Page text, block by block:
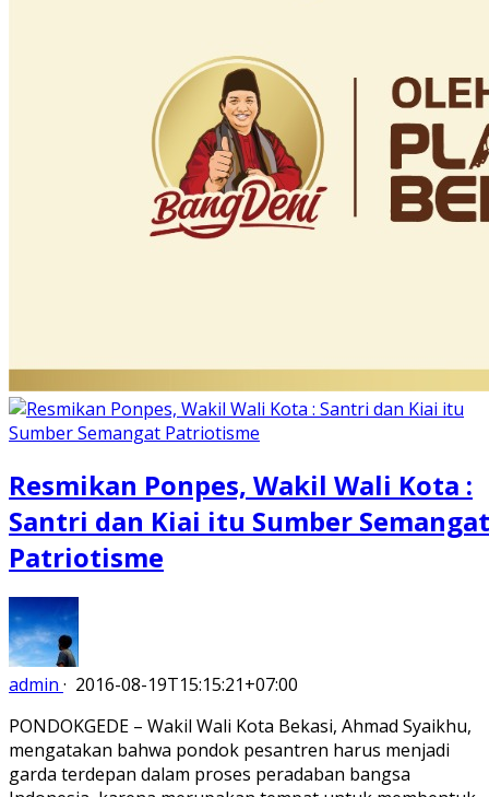
Resmikan Ponpes, Wakil Wali Kota :
Santri dan Kiai itu Sumber Semangat
Patriotisme
admin · 2016-08-19T15:15:21+07:00
PONDOKGEDE – Wakil Wali Kota Bekasi, Ahmad Syaikhu,
mengatakan bahwa pondok pesantren harus menjadi
garda terdepan dalam proses peradaban bangsa